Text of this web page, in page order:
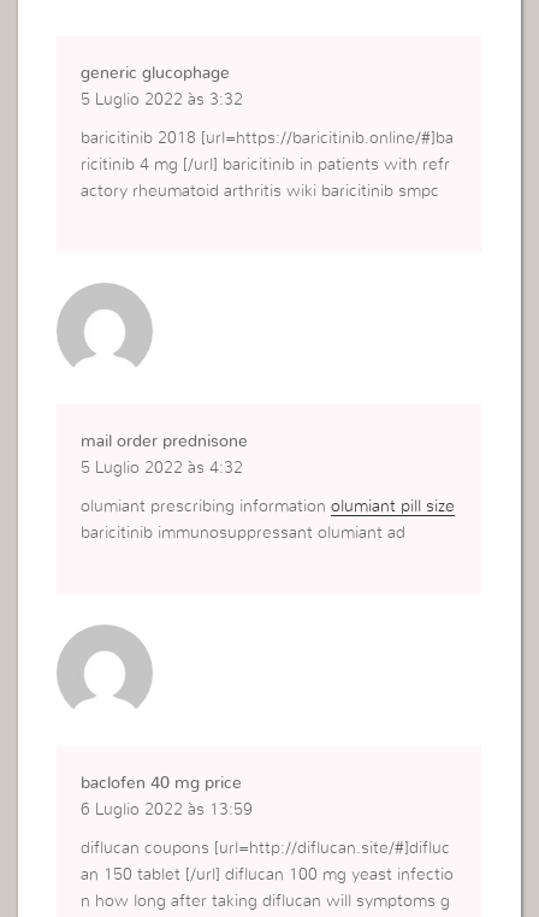
generic glucophage
5 Luglio 2022 às 3:32
baricitinib 2018 [url=https://baricitinib.online/#]ba
ricitinib 4 mg [/url] baricitinib in patients with refr
actory rheumatoid arthritis wiki baricitinib smpc
mail order prednisone
5 Luglio 2022 às 4:32
olumiant prescribing informationolumiant pill size
baricitinib immunosuppressant olumiant ad
baclofen 40 mg price
6 Luglio 2022 às 13:59
diflucan coupons [url=http://diflucan.site/#]difluc
an 150 tablet [/url] diflucan 100 mg yeast infectio
n how long after taking diflucan will symptoms g